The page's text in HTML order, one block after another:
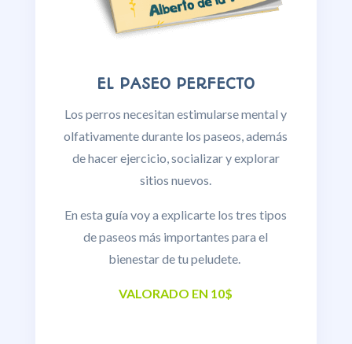
EL PASEO PERFECTO
Los perros necesitan estimularse mental y
olfativamente durante los paseos, además
de hacer ejercicio, socializar y explorar
sitios nuevos.
En esta guía voy a explicarte los tres tipos
de paseos más importantes para el
bienestar de tu peludete.
VALORADO EN 10$